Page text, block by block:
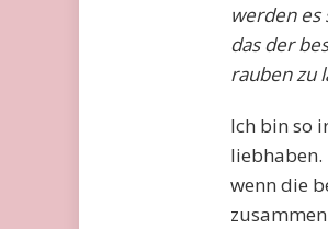
werden es
das der
rauben zu
Ich bin so
liebhaben.
wenn die